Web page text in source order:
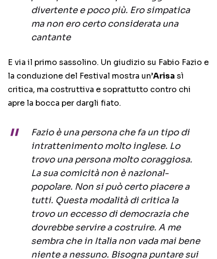
divertente e poco più. Ero simpatica
ma non ero certo considerata una
cantante
E via il primo sassolino. Un giudizio su Fabio Fazio e
la conduzione del Festival mostra un’Arisa sì
critica, ma costruttiva e soprattutto contro chi
apre la bocca per dargli fiato.
Fazio è una persona che fa un tipo di
intrattenimento molto inglese. Lo
trovo una persona molto coraggiosa.
La sua comicità non è nazional-
popolare. Non si può certo piacere a
tutti. Questa modalità di critica la
trovo un eccesso di democrazia che
dovrebbe servire a costruire. A me
sembra che in Italia non vada mai bene
niente a nessuno. Bisogna puntare sui